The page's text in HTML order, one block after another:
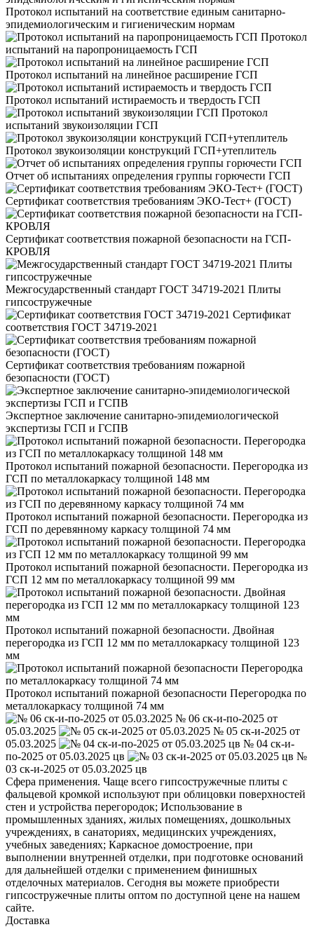
Протокол испытаний на соответствие единым санитарно-
эпидемиологическим и гигиеническим нормам
Протокол
испытаний на паропроницаемость ГСП
Протокол испытаний на линейное расширение ГСП
Протокол испытаний истираемость и твердость ГСП
Протокол
испытаний звукоизоляции ГСП
Протокол звукоизоляции конструкций ГСП+утеплитель
Отчет об испытаниях определения группы горючести ГСП
Сертификат соответствия требованиям ЭКО-Тест+ (ГОСТ)
Сертификат соответствия пожарной безопасности на ГСП-
КРОВЛЯ
Межгосударственный стандарт ГОСТ 34719-2021 Плиты
гипсостружечные
Сертификат
соответствия ГОСТ 34719-2021
Сертификат соответствия требованиям пожарной
безопасности (ГОСТ)
Экспертное заключение санитарно-эпидемиологической
экспертизы ГСП и ГСПВ
Протокол испытаний пожарной безопасности. Перегородка из
ГСП по металлокаркасу толщиной 148 мм
Протокол испытаний пожарной безопасности. Перегородка из
ГСП по деревянному каркасу толщиной 74 мм
Протокол испытаний пожарной безопасности. Перегородка из
ГСП 12 мм по металлокаркасу толщиной 99 мм
Протокол испытаний пожарной безопасности. Двойная
перегородка из ГСП 12 мм по металлокаркасу толщиной 123
мм
Протокол испытаний пожарной безопасности Перегородка по
металлокаркасу толщиной 74 мм
№ 06 ск-и-по-2025 от
05.03.2025
№ 05 ск-и-2025 от
05.03.2025
№ 04 ск-и-
по-2025 от 05.03.2025 цв
№
03 ск-и-2025 от 05.03.2025 цв
Сфера применения. Чаще всего гипсостружечные плиты с
фальцевой кромкой используют при облицовки поверхностей
стен и устройства перегородок; Использование в
промышленных зданиях, жилых помещениях, дошкольных
учреждениях, в санаториях, медицинских учреждениях,
учебных заведениях; Каркасное домостроение, при
выполнении внутренней отделки, при подготовке оснований
для дальнейшей отделки с применением финишных
отделочных материалов. Сегодня вы можете приобрести
гипсостружечные плиты оптом по доступной цене на нашем
сайте.
Доставка